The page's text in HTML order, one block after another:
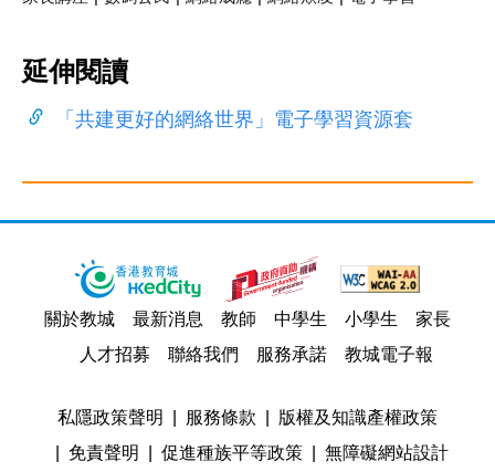
延伸閱讀
「共建更好的網絡世界」電子學習資源套
關於教城 最新消息 教師 中學生 小學生
家長
人才招募
聯絡我們 服務承諾 教城電子報
私隱政策聲明 服務條款
版權及知識產權政策
免責聲明
促進種族平等政策 無障礙網站設計